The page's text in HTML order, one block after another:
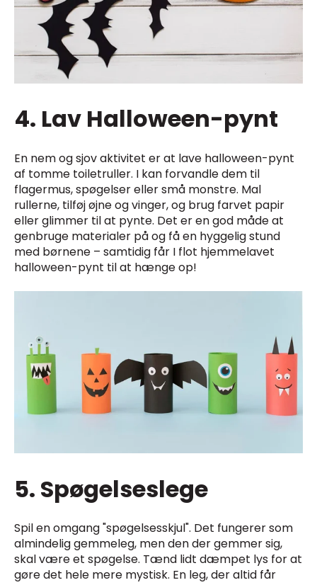
4. Lav Halloween-pynt
En nem og sjov aktivitet er at lave halloween-pynt
af tomme toiletruller. I kan forvandle dem til
flagermus, spøgelser eller små monstre. Mal
rullerne, tilføj øjne og vinger, og brug farvet papir
eller glimmer til at pynte. Det er en god måde at
genbruge materialer på og få en hyggelig stund
med børnene – samtidig får I flot hjemmelavet
halloween-pynt til at hænge op!
5. Spøgelseslege
Spil en omgang "spøgelsesskjul". Det fungerer som
almindelig gemmeleg, men den der gemmer sig,
skal være et spøgelse. Tænd lidt dæmpet lys for at
gøre det hele mere mystisk. En leg, der altid får